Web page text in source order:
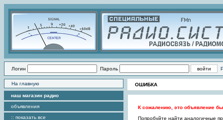
Логин Пароль
На главную
наш магазин радио
объявления
:: показать все
ОШИБКА
К сожалению, это объявление
Попробуйте найти аналогичные